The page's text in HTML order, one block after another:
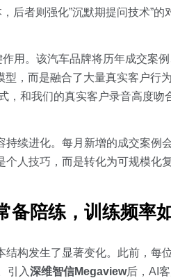
者则强化”沉默期提问技术”的
用。该汽车品牌将历年成交案
，而是融合了大量真实客户行
，和我们的真实客户录音高度吻
续进化。每月新增的成交案例
人技巧，而是转化为可规模化
备陪练，训练频率
构发生了显著变化。此前，每
引入深维智信Megaview后，AI